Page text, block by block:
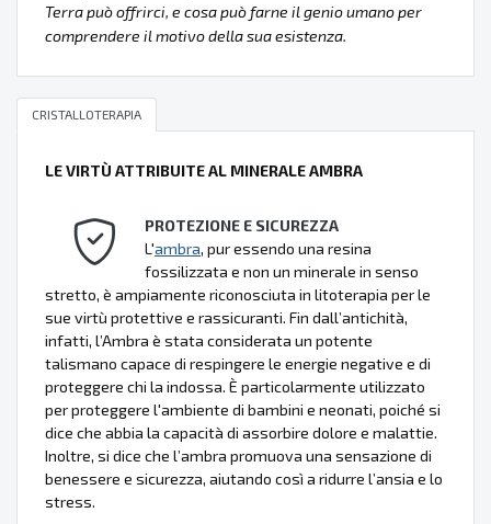
Terra può offrirci, e cosa può farne il genio umano per
comprendere il motivo della sua esistenza.
CRISTALLOTERAPIA
LE VIRTÙ ATTRIBUITE AL MINERALE AMBRA
PROTEZIONE E SICUREZZA
L'ambra, pur essendo una resina
fossilizzata e non un minerale in senso
stretto, è ampiamente riconosciuta in litoterapia per le
sue virtù protettive e rassicuranti. Fin dall’antichità,
infatti, l’Ambra è stata considerata un potente
talismano capace di respingere le energie negative e di
proteggere chi la indossa. È particolarmente utilizzato
per proteggere l'ambiente di bambini e neonati, poiché si
dice che abbia la capacità di assorbire dolore e malattie.
Inoltre, si dice che l’ambra promuova una sensazione di
benessere e sicurezza, aiutando così a ridurre l’ansia e lo
stress.